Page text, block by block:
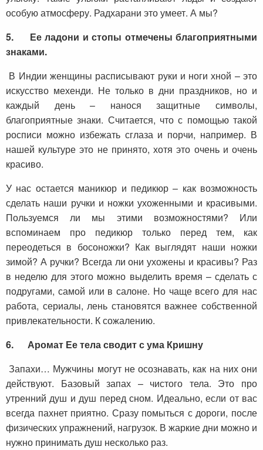
особую атмосферу. Радхарани это умеет. А мы?
5. Ее ладони и стопы отмечены благоприятными
знаками.
В Индии женщины расписывают руки и ноги хной – это
искусство мехенди. Не только в дни праздников, но и
каждый день – нанося защитные символы,
благоприятные знаки. Считается, что с помощью такой
росписи можно избежать сглаза и порчи, например. В
нашей культуре это не принято, хотя это очень и очень
красиво.
У нас остается маникюр и педикюр – как возможность
сделать наши ручки и ножки ухоженными и красивыми.
Пользуемся ли мы этими возможностями? Или
вспоминаем про педикюр только перед тем, как
переодеться в босоножки? Как выглядят наши ножки
зимой? А ручки? Всегда ли они ухожены и красивы? Раз
в неделю для этого можно выделить время – сделать с
подругами, самой или в салоне. Но чаще всего для нас
работа, сериалы, лень становятся важнее собственной
привлекательности. К сожалению.
6.
Аромат Ее тела сводит с ума Кришну
Запахи… Мужчины могут не осознавать, как на них они
действуют. Базовый запах – чистого тела. Это про
утренний душ и душ перед сном. Идеально, если от вас
всегда пахнет приятно. Сразу помыться с дороги, после
физических упражнений, нагрузок. В жаркие дни можно и
нужно принимать душ несколько раз.